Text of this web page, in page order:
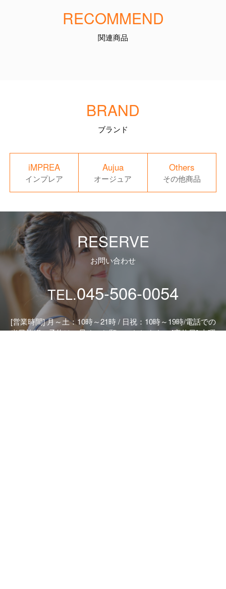
RECOMMEND
関連商品
BRAND
ブランド
iMPREA
インプレア
Aujua
オージュア
Others
その他商品
RESERVE
お問い合わせ
TEL.045-506-0054
[営業時間] 月～土：10時～21時 / 日祝：10時～19時/電話での
当日施術ご予約は、早めにお願いいたします。 [定休日] 火曜